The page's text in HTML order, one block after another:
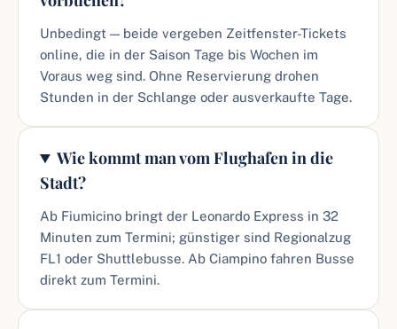
Unbedingt — beide vergeben Zeitfenster-Tickets
online, die in der Saison Tage bis Wochen im
Voraus weg sind. Ohne Reservierung drohen
Stunden in der Schlange oder ausverkaufte Tage.
Wie kommt man vom Flughafen in die
Stadt?
Ab Fiumicino bringt der Leonardo Express in 32
Minuten zum Termini; günstiger sind Regionalzug
FL1 oder Shuttlebusse. Ab Ciampino fahren Busse
direkt zum Termini.